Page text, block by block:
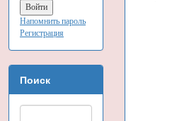
Напомнить пароль
Регистрация
Поиск